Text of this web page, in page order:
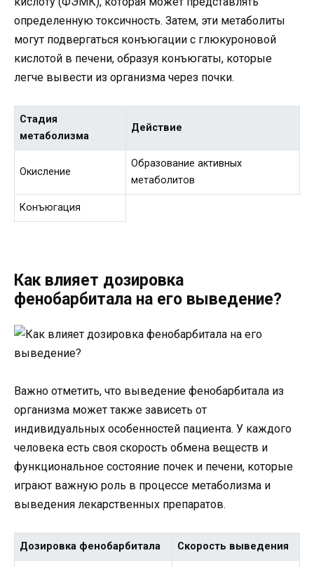
определенную токсичность. Затем, эти метаболиты
могут подвергаться конъюгации с глюкуроновой
кислотой в печени, образуя конъюгаты, которые
легче вывести из организма через почки.
Стадия
метаболизма
Действие
Окисление
Образование активных
метаболитов
Конъюгация
Как влияет дозировка
фенобарбитала на его выведение?
Важно отметить, что выведение фенобарбитала из
организма может также зависеть от
индивидуальных особенностей пациента. У каждого
человека есть своя скорость обмена веществ и
функциональное состояние почек и печени, которые
играют важную роль в процессе метаболизма и
выведения лекарственных препаратов.
Дозировка фенобарбитала Скорость выведения